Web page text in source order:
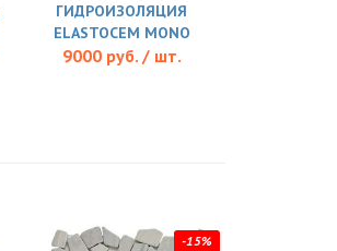
ГИДРОИЗОЛЯЦИЯ
ELASTOCEM MONO
9000 руб. / шт.
-15%